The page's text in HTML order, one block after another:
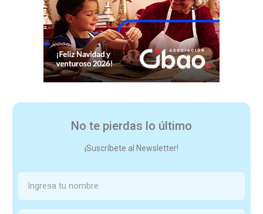
No te pierdas lo último
¡Suscríbete al Newsletter!